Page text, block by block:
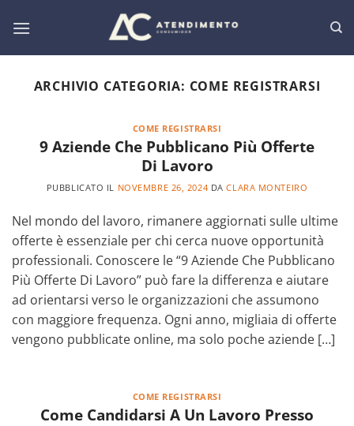
ARCHIVIO CATEGORIA: COME REGISTRARSI
COME REGISTRARSI
9 Aziende Che Pubblicano Più Offerte
Di Lavoro
PUBBLICATO IL NOVEMBRE 26, 2024 DACLARA MONTEIRO
Nel mondo del lavoro, rimanere aggiornati sulle ultime
offerte è essenziale per chi cerca nuove opportunità
professionali. Conoscere le “9 Aziende Che Pubblicano
Più Offerte Di Lavoro” può fare la differenza e aiutare
ad orientarsi verso le organizzazioni che assumono
con maggiore frequenza. Ogni anno, migliaia di offerte
vengono pubblicate online, ma solo poche aziende […]
COME REGISTRARSI
Come Candidarsi A Un Lavoro Presso